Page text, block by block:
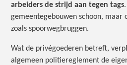
arbeiders de strijd aan tegen tags
gemeentegebouwen schoon, maar
zoals spoorwegbruggen.
Wat de privégoederen betreft,
algemeen politiereglement de